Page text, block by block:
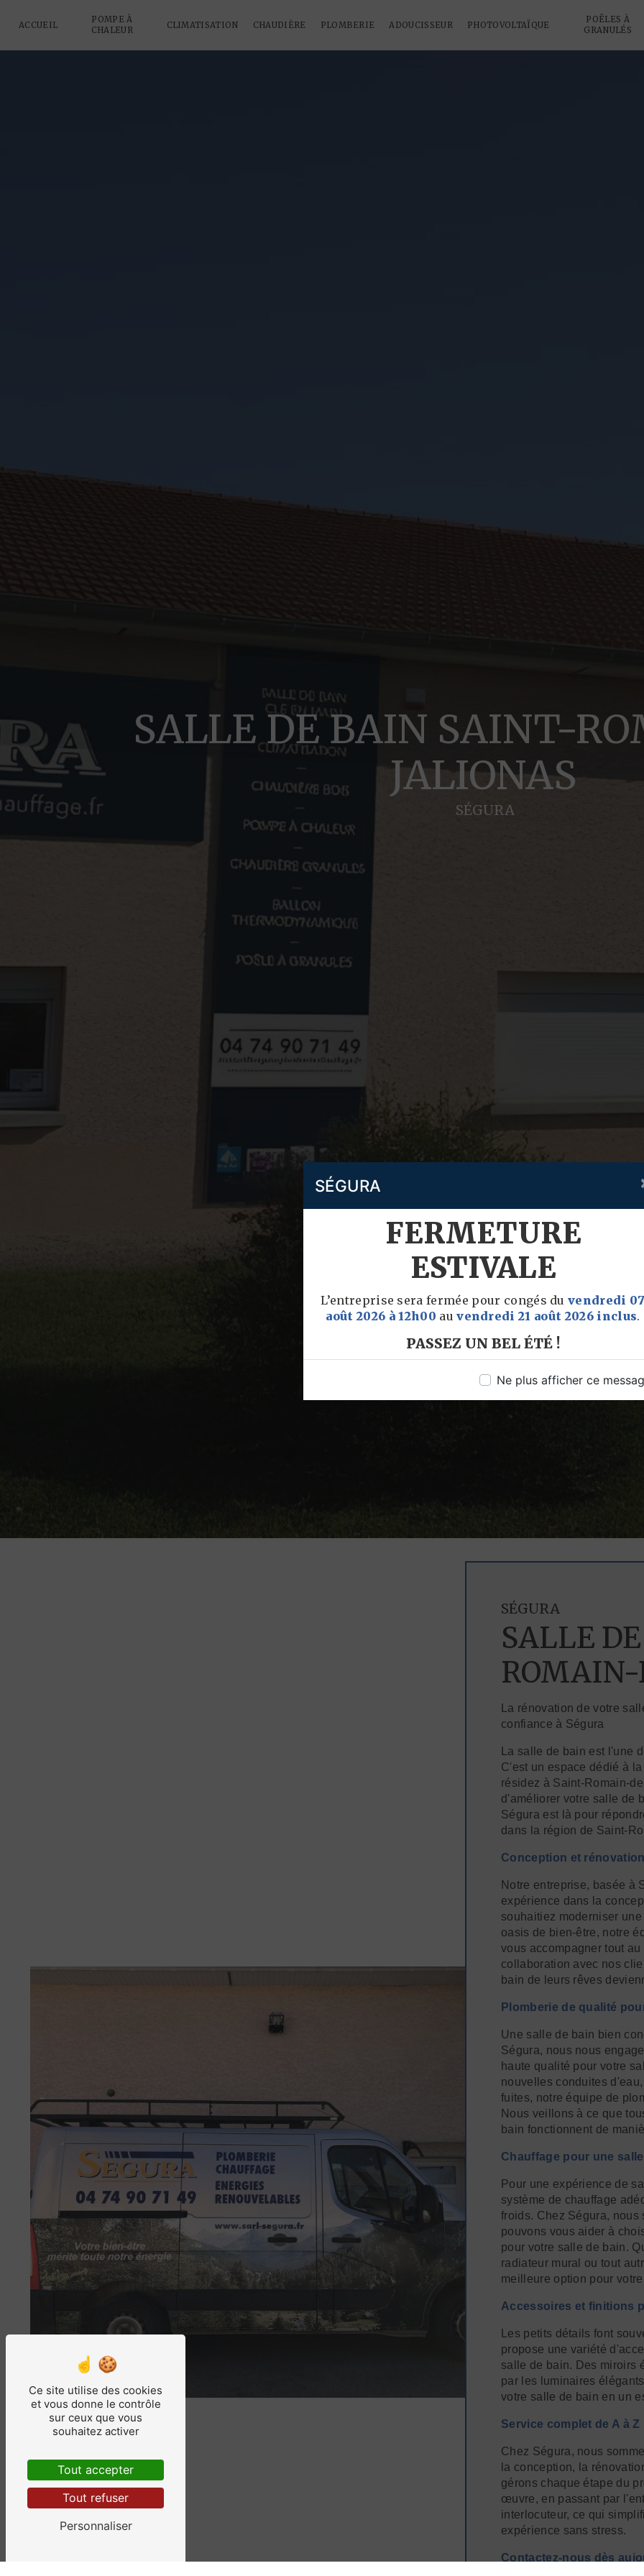
SÉGURA
FERMETURE
ESTIVALE
L’entreprise sera fermée pour congés duvendredi
août 2026 à 12h00 auvendredi 21 août 2026 inclus.
PASSEZ UN BEL ÉTÉ !
Ne plus afficher ce
ACCUEIL
POMPE À
CHALEUR
CLIMATISATION CHAUDIÈRE PLOMBERIE ADOUCISSEUR PHOTOVOLTAÏQUE
POÊLES À
GRANULÉS
SALLE DE BAIN SAINT-
JALIONAS
SÉGURA
SÉGURA
SALLE
ROMAIN-
La rénovation de votre
confiance à Ségura
La salle de bain est l'une
C'est un espace dédié à
résidez à Saint-Romain-
d'améliorer votre salle de
Ségura est là pour
dans la région de Saint-
Conception et
Notre entreprise, basée à
expérience dans la
souhaitiez moderniser
oasis de bien-être, notre
vous accompagner tout
collaboration avec nos
bain de leurs rêves
Plomberie de qualité
Une salle de bain bien
Ségura, nous nous
haute qualité pour votre
nouvelles conduites
fuites, notre équipe de
Nous veillons à ce que
bain fonctionnent de
Chauffage pour une
Pour une expérience de
système de chauffage
froids. Chez Ségura, nous
pouvons vous aider à
pour votre salle de bain.
radiateur mural ou tout
meilleure option pour
Accessoires et finitions
Les petits détails font
propose une variété
salle de bain. Des miroirs
par les luminaires
votre salle de bain en un
Service complet de A à Z
Chez Ségura, nous
la conception, la
gérons chaque étape du
œuvre, en passant par
interlocuteur, ce qui
expérience sans stress.
Contactez-nous dès
Ce site utilise des cookies
et vous donne le contrôle
sur ceux que vous
souhaitez activer
Tout accepter
Tout refuser
Personnaliser